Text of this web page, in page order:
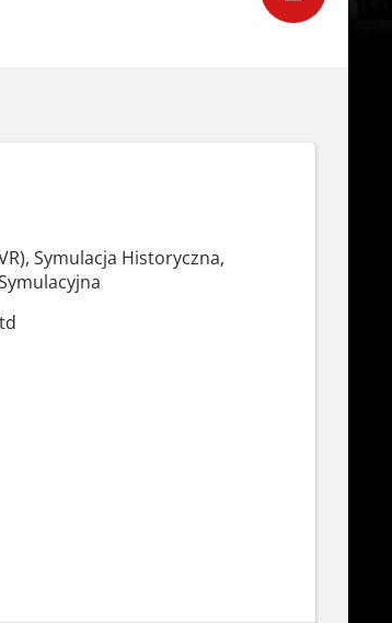
Symulacja Historyczna,